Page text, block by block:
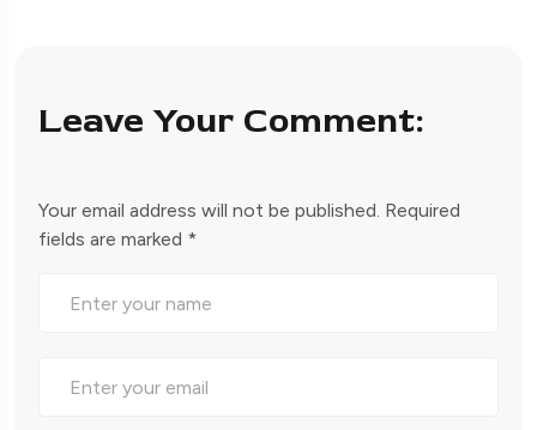
Leave Your Comment:
Your email address will not be published. Required
fields are marked *